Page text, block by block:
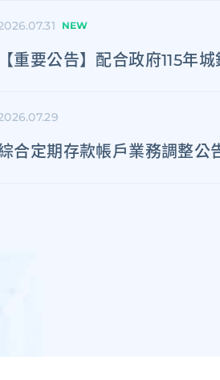
NEW
【重要公告】配合政府115年
合定期存款帳戶業務調整公